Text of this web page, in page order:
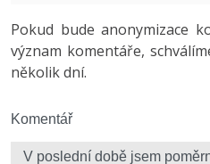
WordPress
Umělá inteligence
Fórum
Windows
Fórum
Pokud bude anonymizace
význam komentáře,
několik dní.
Komentář